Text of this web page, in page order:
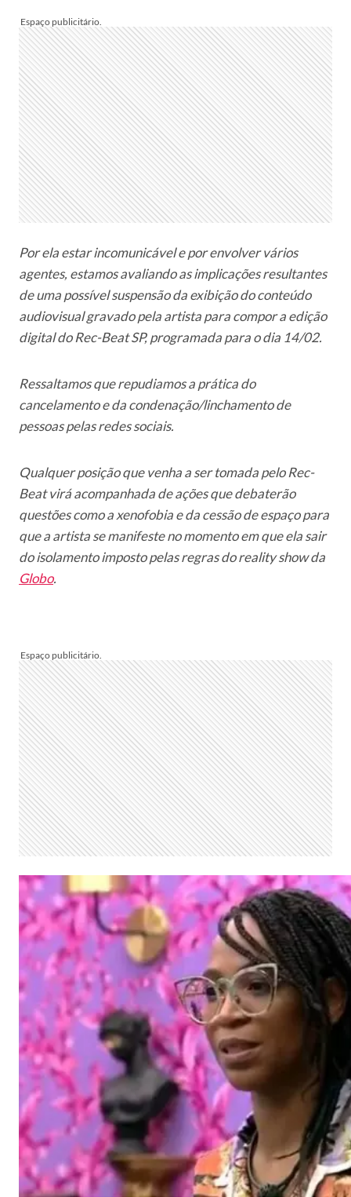
Por ela estar incomunicável e por envolver vários
agentes, estamos avaliando as implicações resultantes
de uma possível suspensão da exibição do conteúdo
audiovisual gravado pela artista para compor a edição
digital do Rec-Beat SP, programada para o dia 14/02.
Ressaltamos que repudiamos a prática do
cancelamento e da condenação/linchamento de
pessoas pelas redes sociais.
Qualquer posição que venha a ser tomada pelo Rec-
Beat virá acompanhada de ações que debaterão
questões como a xenofobia e da cessão de espaço para
que a artista se manifeste no momento em que ela sair
do isolamento imposto pelas regras do reality show da
Globo.